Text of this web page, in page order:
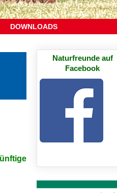
DOWNLOADS
Naturfreunde auf
Facebook